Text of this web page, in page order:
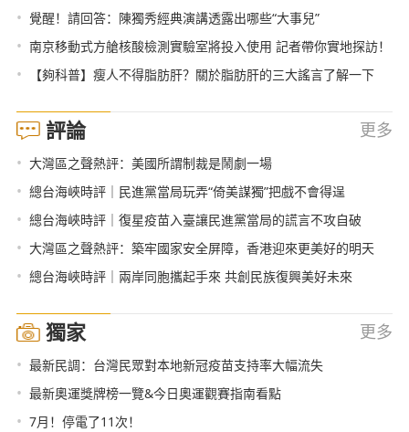
• 覺醒！請回答：陳獨秀經典演講透露出哪些“大事兒”
• 南京移動式方艙核酸檢測實驗室將投入使用 記者帶你實地探訪！
• 【夠科普】瘦人不得脂肪肝？關於脂肪肝的三大謠言了解一下
評論 更多
• 大灣區之聲熱評：美國所謂制裁是鬧劇一場
• 總台海峽時評｜民進黨當局玩弄“倚美謀獨”把戲不會得逞
• 總台海峽時評｜復星疫苗入臺讓民進黨當局的謊言不攻自破
• 大灣區之聲熱評：築牢國家安全屏障，香港迎來更美好的明天
• 總台海峽時評｜兩岸同胞攜起手來 共創民族復興美好未來
獨家 更多
• 最新民調：台灣民眾對本地新冠疫苗支持率大幅流失
• 最新奧運獎牌榜一覽&今日奧運觀賽指南看點
• 7月！停電了11次！